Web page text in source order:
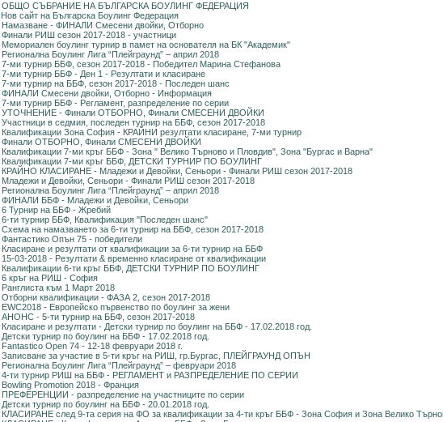
ОБЩО СЪБРАНИЕ НА БЪЛГАРСКА БОУЛИНГ ФЕДЕРАЦИЯ
Нов сайт на Българска Боулинг Федерация
Намазване - ФИНАЛИ Смесени двойки, Отборно
Финали РИШ сезон 2017-2018 - участници
Мемориален боулинг турнир в памет на основателя на БК "Академик"
Регионална Боулинг Лига “Плейграунд” – април 2018
7-ми турнир ББФ, сезон 2017-2018 - Победител Марина Стефанова
7-ми турнир ББФ - Ден 1 - Резултати и класиране
7-ми турнир на ББФ, сезон 2017-2018 - Последен шанс
ФИНАЛИ Смесени двойки, Отборно - Информация
7-ми турнир ББФ - Регламент, разпределение по серии
УТОЧНЕНИЕ - Финали ОТБОРНО, Финали СМЕСЕНИ ДВОЙКИ
Участници в седмия, последен турнир на ББФ, сезон 2017-2018
Квалификации Зона София - КРАЙНИ резултати класиране, 7-ми турнир
Финали ОТБОРНО, Финали СМЕСЕНИ ДВОЙКИ
Квалификации 7-ми кръг ББФ - Зона " Велико Търново и Пловдив", Зона "Бургас и Варна"
Квалификации 7-ми кръг ББФ, ДЕТСКИ ТУРНИР ПО БОУЛИНГ
КРАЙНО КЛАСИРАНЕ - Младежи и Девойки, Сеньори - Финали РИШ сезон 2017-2018
Младежи и Девойки, Сеньори - Финали РИШ сезон 2017-2018
Регионална Боулинг Лига “Плейграунд” – април 2018
ФИНАЛИ ББФ - Младежи и Девойки, Сеньори
6 Турнир на ББФ - Жребий
6-ти турнир ББФ, Квалификация "Последен шанс"
Схема на намазването за 6-ти турнир на ББФ, сезон 2017-2018
Фантастико Опън 75 - победители
Класиране и резултати от квалификации за 6-ти турнир на ББФ
15-03-2018 - Резултати & временно класиране от квалификации
Квалификации 6-ти кръг ББФ, ДЕТСКИ ТУРНИР ПО БОУЛИНГ
6 кръг на РИШ - София
Ранглиста към 1 Март 2018
Отборни квалификации - ФАЗА 2, сезон 2017-2018
EWC2018 - Европейско първенство по боулинг за жени
АНОНС - 5-ти турнир на ББФ, сезон 2017-2018
Класиране и резултати - Детски турнир по боулинг на ББФ - 17.02.2018 год.
Детски турнир по боулинг на ББФ - 17.02.2018 год.
Fantastico Open 74 - 12-18 февруари 2018 г.
Записване за участие в 5-ти кръг на РИШ, гр.Бургас, ПЛЕЙГРАУНД ОПЪН
Регионална Боулинг Лига “Плейграунд” – февруари 2018
4-ти турнир РИШ на ББФ - РЕГЛАМЕНТ и РАЗПРЕДЕЛЕНИЕ ПО СЕРИИ
Bowling Promotion 2018 - Франция
ПРЕФЕРЕНЦИИ - разпределение на участниците по серии
Детски турнир по боулинг на ББФ - 20.01.2018 год.
КЛАСИРАНЕ след 9-та серия на ФО за квалификации за 4-ти кръг ББФ - Зона София и Зона Велико